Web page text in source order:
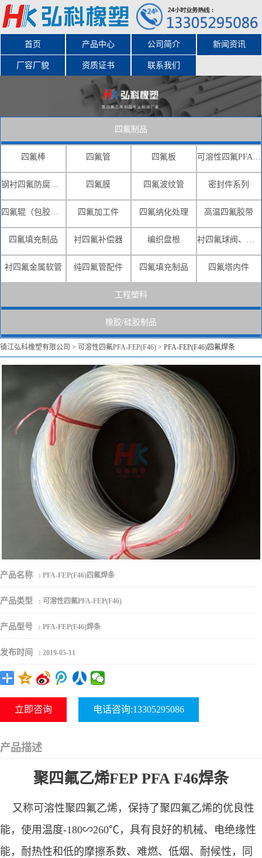
首页 产品中心 公司简介 新闻资讯
厂容厂貌 资质证书 联系我们
四氟制品
四氟棒 四氟管 四氟板 可溶性四氟PFA-FEP(F46)
钢衬四氟防腐系列 四氟膜 四氟波纹管 密封件系列
四氟辊（包胶辊） 四氟加工件 四氟纳化处理 高温四氟胶带
四氟填充制品 衬四氟补偿器 编织盘根 衬四氟球阀、蝶阀
衬四氟金属软管 纯四氟管配件 四氟填充制品 四氟塔内件
工程塑料
橡胶/硅胶制品
镇江弘科橡塑有限公司 > 可溶性四氟PFA-FEP(F46) > PFA-FEP(F46)四氟焊条
产品名称 : PFA-FEP(F46)四氟焊条
产品类型 : 可溶性四氟PFA-FEP(F46)
产品型号 : PFA-FEP(F46)焊条
发布时间 : 2019-05-11
立即咨询 电话咨询:13305295086
产品描述
聚四氟乙烯FEP PFA F46焊条
又称可溶性聚四氟乙烯，保持了聚四氟乙烯的优良性
能，使用温度-180∽260℃，具有良好的机械、电绝缘性
能，耐热性和低的摩擦系数、难燃、低烟、耐候性，同